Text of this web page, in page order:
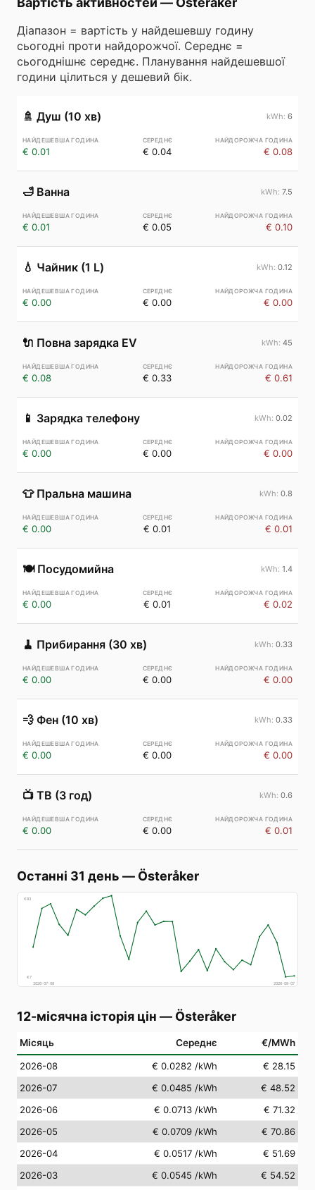
Діапазон = вартість у найдешевшу годину
сьогодні проти найдорожчої. Середнє =
сьогоднішнє середнє. Планування найдешевшої
години цілиться у дешевий бік.
🚿 Душ (10 хв) 6
€ 0.01 € 0.04 € 0.08
🛁 Ванна 7.5
€ 0.01 € 0.05 € 0.10
💧 Чайник (1 L) 0.12
€ 0.00 € 0.00 € 0.00
🔌 Повна зарядка EV 45
€ 0.08 € 0.33 € 0.61
📱 Зарядка телефону 0.02
€ 0.00 € 0.00 € 0.00
👕 Пральна машина 0.8
€ 0.00 € 0.01 € 0.01
🍽️ Посудомийна 1.4
€ 0.00 € 0.01 € 0.02
🧹 Прибирання (30 хв) 0.33
€ 0.00 € 0.00 € 0.00
💨 Фен (10 хв) 0.33
€ 0.00 € 0.00 € 0.00
📺 ТВ (3 год) 0.6
€ 0.00 € 0.00 € 0.01
Останні 31 день — Österåker
€83
€7
2026-07-08
2026-08-07
12-місячна історія цін — Österåker
Місяць Середнє €/MWh
2026-08 € 0.0282 /kWh
€ 28.15
2026-07
€ 0.0485 /kWh
€ 48.52
2026-06
€ 0.0713 /kWh
€ 71.32
2026-05
€ 0.0709 /kWh
€ 70.86
2026-04
€ 0.0517 /kWh
€ 51.69
2026-03
€ 0.0545 /kWh
€ 54.52